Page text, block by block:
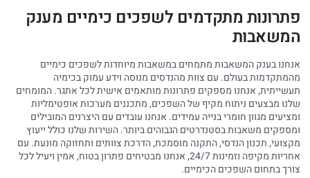
פתרונות מתקדמים לשפכים כימיים מענק
המשאבות
אנחנו בענק המשאבות מתמחים במשאבות מיוחדות לשפכים כימיים
מהמתקדמות בעולם. עם צוות מהנדסים מנוסה וידע עמוק בכימיה
תעשייתית, אנחנו מספקים פתרונות מותאמים אישית לכל אתגר. המומחים
שלנו מבצעים ניתוח מקיף של השפכים, מתכננים מערכות אופטימליות
ומציעים מגוון חומרי בנייה עמידים. אנחנו עובדים עם היצרנים המובילים
ומספקים משאבות בסטנדרטים הגבוהים ביותר. השירות שלנו כולל ייעוץ
מקצועי, תכנון הנדסי, התקנה מוסמכת, הדרכת צוותים ותחזוקה מונעת. עם
אחריות מקיפה וזמינות 24/7, אנחנו מבטיחים פתרון בטוח, אמין ויעיל לכל
צורך בתחום השפכים הכימיים.